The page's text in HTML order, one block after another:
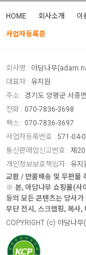
HOME 회사소개 이
사업자등록증
회사명 : 아담나무(adam
대표자 : 유지원
주소 : 경기도 양평군 서종
전화 : 070-7836-3698
팩스 : 070-7836-3697
사업자등록번호 : 571-04-
통신판매업신고번호 : 제
개인정보보호책임자 : 유지
교환 / 반품배송 및 우편물
※ 본, 아담나무 쇼핑몰(사
등의 모든 콘텐츠는 당사
무단 전시, 스크랩핑, 복사,
COPYRIGHT (c) 아담나